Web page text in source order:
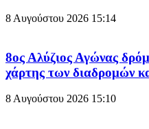
8 Αυγούστου 2026 15:14
8ος Αλύζιος Αγώνας
χάρτης των διαδρομών
8 Αυγούστου 2026 15:10